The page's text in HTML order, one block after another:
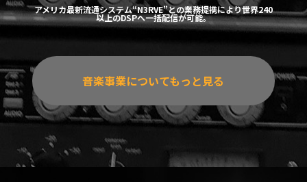
アメリカ最新流通システム“N3RVE”との業務提携により世界240
以上のDSPへ一括配信が可能。
音楽事業についてもっと見る